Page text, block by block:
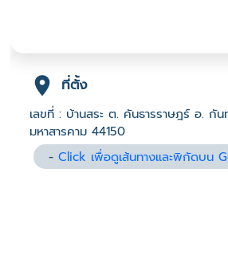
ที่ตั้ง
เลขที่ : บ้านสระ ต. คันธารราษฎร์ อ. กั
มหาสารคาม 44150
-Click เพื่อดูเส้นทางและพิกัดบน